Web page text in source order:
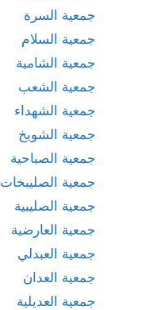
جمعية السرة
جمعية السلام
جمعية الشامية
جمعية الشعب
جمعية الشهداء
جمعية الشويخ
جمعية الصباحية
جمعية الصليبخات
جمعية الصليبية
جمعية العارضية
جمعية العبدلي
جمعية العدان
جمعية العديلية